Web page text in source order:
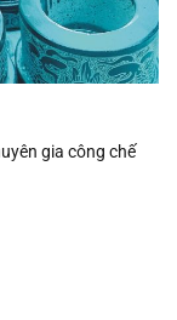
gia công chế